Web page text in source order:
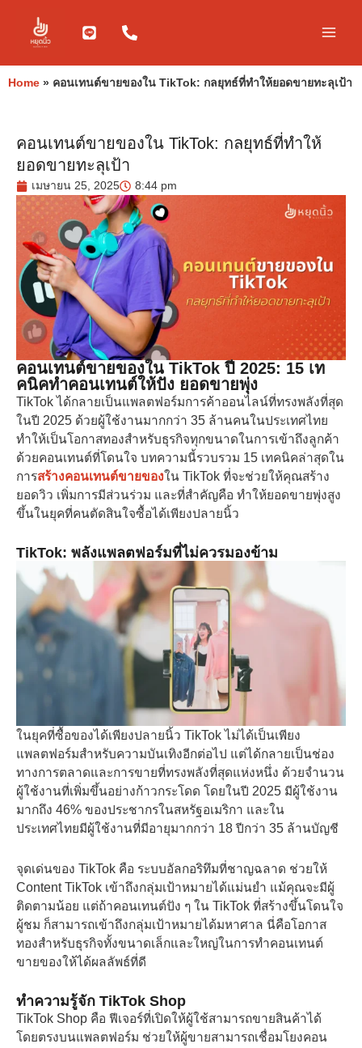
content
Home » คอนเทนต์ขายของใน TikTok: กลยุทธ์ที่ทำให้ยอดขายทะลุเป้า
คอนเทนต์ขายของใน TikTok: กลยุทธ์ที่ทำให้
ยอดขายทะลุเป้า
เมษายน 25, 2025 8:44 pm
คอนเทนต์ขายของใน TikTok ปี 2025: 15 เท
คนิคทําคอนเทนต์ให้ปัง ยอดขายพุ่ง
TikTok ได้กลายเป็นแพลตฟอร์มการค้าออนไลน์ที่ทรงพลังที่สุด
ในปี 2025 ด้วยผู้ใช้งานมากกว่า 35 ล้านคนในประเทศไทย
ทำให้เป็นโอกาสทองสำหรับธุรกิจทุกขนาดในการเข้าถึงลูกค้า
ด้วยคอนเทนต์ที่โดนใจ บทความนี้รวบรวม 15 เทคนิคล่าสุดใน
การสร้างคอนเทนต์ขายของใน TikTok ที่จะช่วยให้คุณสร้าง
ยอดวิว เพิ่มการมีส่วนร่วม และที่สำคัญคือ ทำให้ยอดขายพุ่งสูง
ขึ้นในยุคที่คนตัดสินใจซื้อได้เพียงปลายนิ้ว
TikTok: พลังแพลตฟอร์มที่ไม่ควรมองข้าม
ในยุคที่ซื้อของได้เพียงปลายนิ้ว TikTok ไม่ได้เป็นเพียง
แพลตฟอร์มสำหรับความบันเทิงอีกต่อไป แต่ได้กลายเป็นช่อง
ทางการตลาดและการขายที่ทรงพลังที่สุดแห่งหนึ่ง ด้วยจำนวน
ผู้ใช้งานที่เพิ่มขึ้นอย่างก้าวกระโดด โดยในปี 2025 มีผู้ใช้งาน
มากถึง 46% ของประชากรในสหรัฐอเมริกา และใน
ประเทศไทยมีผู้ใช้งานที่มีอายุมากกว่า 18 ปีกว่า 35 ล้านบัญชี
จุดเด่นของ TikTok คือ ระบบอัลกอริทึมที่ชาญฉลาด ช่วยให้
Content TikTok เข้าถึงกลุ่มเป้าหมายได้แม่นยำ แม้คุณจะมีผู้
ติดตามน้อย แต่ถ้าคอนเทนต์ปัง ๆ ใน TikTok ที่สร้างขึ้นโดนใจ
ผู้ชม ก็สามารถเข้าถึงกลุ่มเป้าหมายได้มหาศาล นี่คือโอกาส
ทองสำหรับธุรกิจทั้งขนาดเล็กและใหญ่ในการทําคอนเทนต์
ขายของให้ได้ผลลัพธ์ที่ดี
ทำความรู้จัก TikTok Shop
TikTok Shop คือ ฟีเจอร์ที่เปิดให้ผู้ใช้สามารถขายสินค้าได้
โดยตรงบนแพลตฟอร์ม ช่วยให้ผู้ขายสามารถเชื่อมโยงคอน